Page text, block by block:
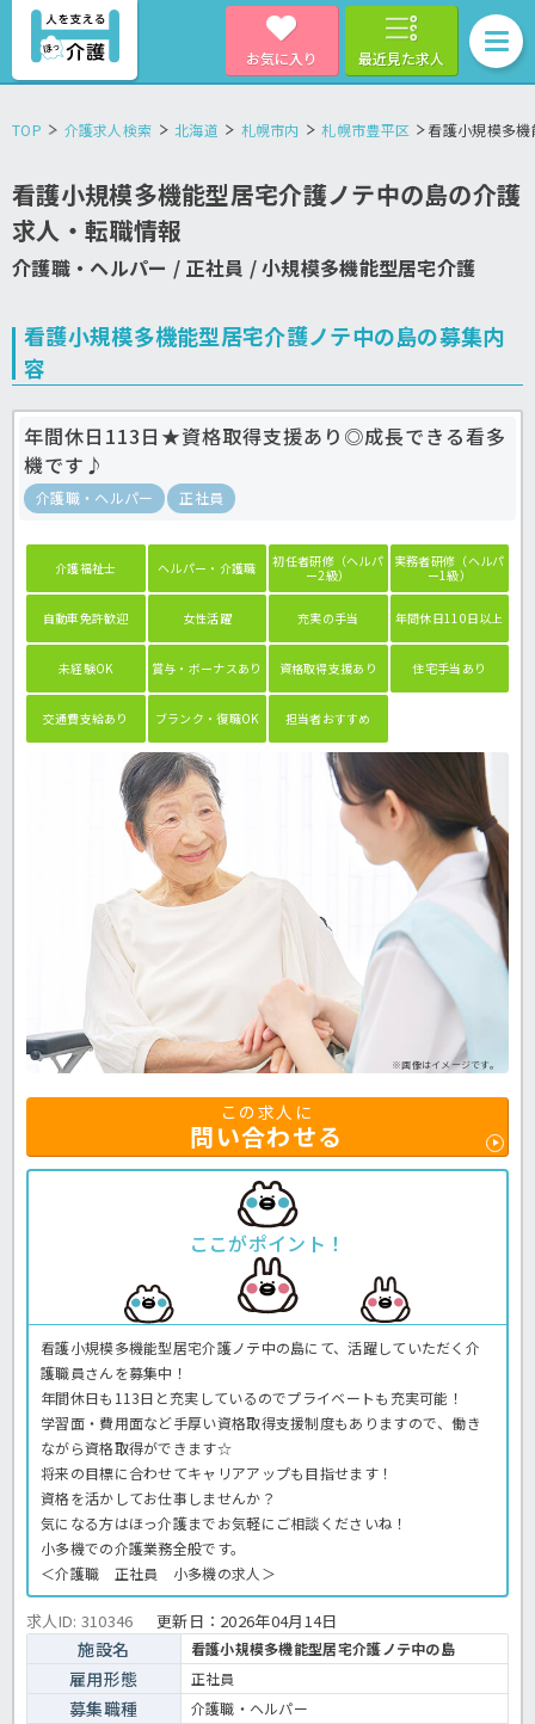
お気に入り 最近見た求人
TOP 介護求人検索 北海道 札幌市内 札幌市豊平区 看護小規模多
看護小規模多機能型居宅介護ノテ中の島の介護
求人・転職情報
介護職・ヘルパー / 正社員 / 小規模多機能型居宅介護
看護小規模多機能型居宅介護ノテ中の島の募集内
容
年間休日113日★資格取得支援あり◎成長できる看多
機です♪
介護職・ヘルパー 正社員
介護福祉士 ヘルパー・介護職
初任者研修（ヘルパ
ー2級）
実務者研修（ヘルパ
ー1級）
自動車免許歓迎 女性活躍 充実の手当 年間休日110日以上
未経験OK 賞与・ボーナスあり 資格取得支援あり 住宅手当あり
交通費支給あり ブランク・復職OK 担当者おすすめ
※画像はイメージです。
この求人に
問い合わせる
ここがポイント！
看護小規模多機能型居宅介護ノテ中の島にて、活躍していただく介
護職員さんを募集中！
年間休日も113日と充実しているのでプライベートも充実可能！
学習面・費用面など手厚い資格取得支援制度もありますので、働き
ながら資格取得ができます☆
将来の目標に合わせてキャリアアップも目指せます！
資格を活かしてお仕事しませんか？
気になる方はほっ介護までお気軽にご相談くださいね！
小多機での介護業務全般です。
＜介護職 正社員 小多機の求人＞
求人ID: 310346 更新日： 2026年04月14日
施設名 看護小規模多機能型居宅介護ノテ中の島
雇用形態 正社員
募集職種 介護職・ヘルパー